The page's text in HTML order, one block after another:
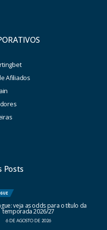
Afiliados
Posts
veja as odds para o título da
temporada 2026/27
6 DE AGOSTO DE 2026